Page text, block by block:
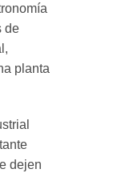
de
planta
dejen